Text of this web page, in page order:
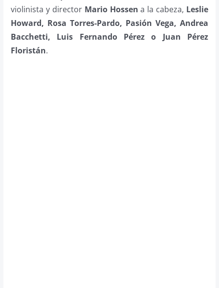
violinista y director Mario Hossen a la cabeza, Leslie
Howard, Rosa Torres-Pardo, Pasión Vega, Andrea
Bacchetti, Luis Fernando Pérez o Juan Pérez
Floristán.